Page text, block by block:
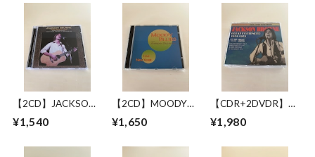
【2CD】JACKSON
BROWNE / LONG
BEACH 1978 MIKE
¥1,540
【2CD】MOODY
BLUES WITH
SYMPHONY
¥1,650
【CDR+2DVDR】
JACKSON BROWNE
/ GREAT
¥1,980